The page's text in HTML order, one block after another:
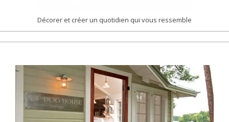
COCON
|
&
SLOW
LIVING
Décorer et créer un quotidien qui vous ressemble
Menu